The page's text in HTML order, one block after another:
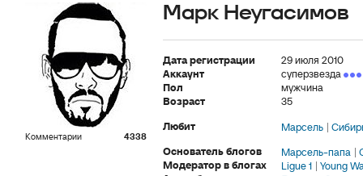
Комментарии 4338
Марк Неугасимов
Дата регистрации
29 июля 2010
Аккаунт
суперзвезда
Пол
мужчина
Возраст
35
Любит
Марсель
Основатель блогов
Марсель-папа
Модератор в блогах
Ligue 1 Young